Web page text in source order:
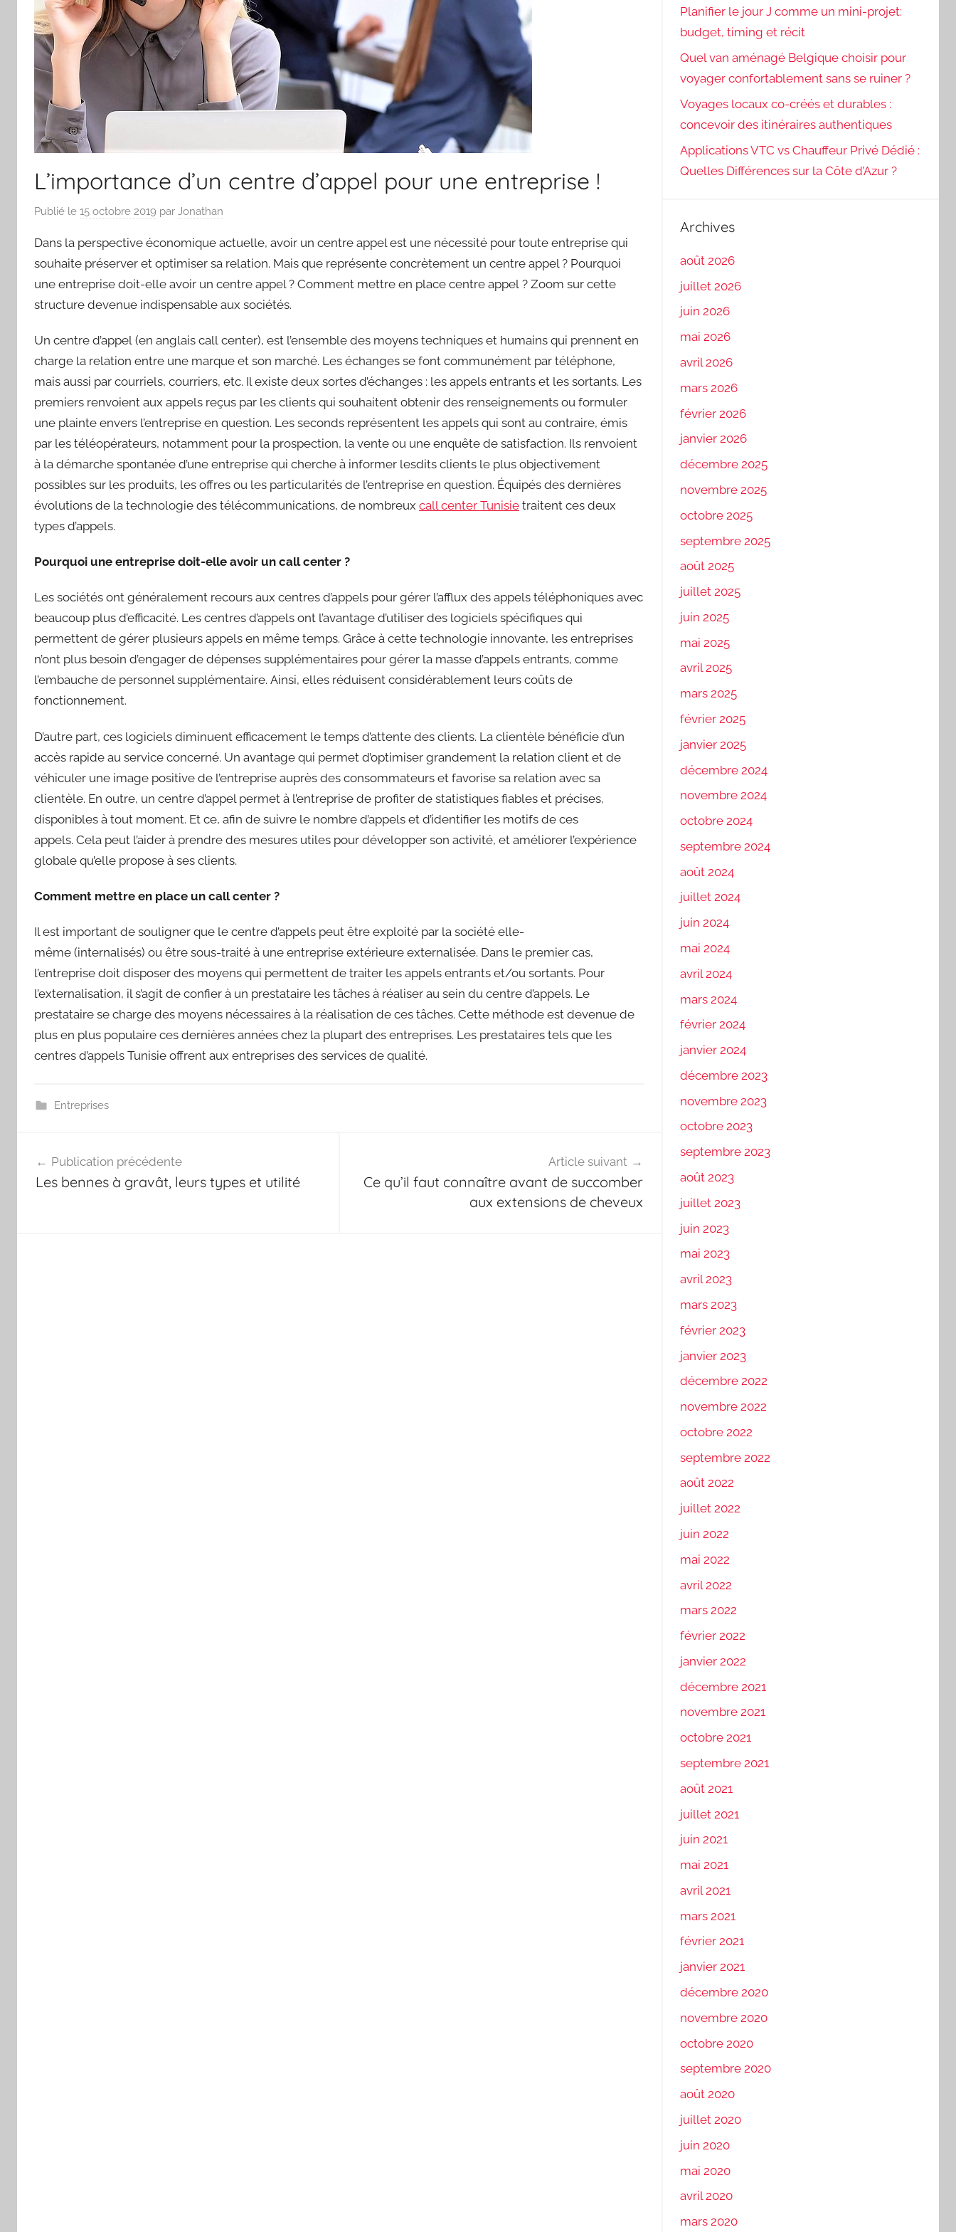
L’importance d’un centre d’appel pour une entreprise !
Publié le 15 octobre 2019 par Jonathan
Dans la perspective économique actuelle, avoir un centre appel est une nécessité pour toute entreprise qui
souhaite préserver et optimiser sa relation. Mais que représente concrètement un centre appel ? Pourquoi
une entreprise doit-elle avoir un centre appel ? Comment mettre en place centre appel ? Zoom sur cette
structure devenue indispensable aux sociétés.
Un centre d’appel (en anglais call center), est l’ensemble des moyens techniques et humains qui prennent en
charge la relation entre une marque et son marché. Les échanges se font communément par téléphone,
mais aussi par courriels, courriers, etc. Il existe deux sortes d’échanges : les appels entrants et les sortants. Les
premiers renvoient aux appels reçus par les clients qui souhaitent obtenir des renseignements ou formuler
une plainte envers l’entreprise en question. Les seconds représentent les appels qui sont au contraire, émis
par les téléopérateurs, notamment pour la prospection, la vente ou une enquête de satisfaction. Ils renvoient
à la démarche spontanée d’une entreprise qui cherche à informer lesdits clients le plus objectivement
possibles sur les produits, les offres ou les particularités de l’entreprise en question. Équipés des dernières
évolutions de la technologie des télécommunications, de nombreux call center Tunisie traitent ces deux
types d’appels.
Pourquoi une entreprise doit-elle avoir un call center ?
Les sociétés ont généralement recours aux centres d’appels pour gérer l’afflux des appels téléphoniques avec
beaucoup plus d’efficacité. Les centres d’appels ont l’avantage d’utiliser des logiciels spécifiques qui
permettent de gérer plusieurs appels en même temps. Grâce à cette technologie innovante, les entreprises
n’ont plus besoin d’engager de dépenses supplémentaires pour gérer la masse d’appels entrants, comme
l’embauche de personnel supplémentaire. Ainsi, elles réduisent considérablement leurs coûts de
fonctionnement.
D’autre part, ces logiciels diminuent efficacement le temps d’attente des clients. La clientèle bénéficie d’un
accès rapide au service concerné. Un avantage qui permet d’optimiser grandement la relation client et de
véhiculer une image positive de l’entreprise auprès des consommateurs et favorise sa relation avec sa
clientèle. En outre, un centre d’appel permet à l’entreprise de profiter de statistiques fiables et précises,
disponibles à tout moment. Et ce, afin de suivre le nombre d’appels et d’identifier les motifs de ces
appels. Cela peut l’aider à prendre des mesures utiles pour développer son activité, et améliorer l’expérience
globale qu’elle propose à ses clients.
Comment mettre en place un call center ?
Il est important de souligner que le centre d’appels peut être exploité par la société elle-
même (internalisés) ou être sous-traité à une entreprise extérieure externalisée. Dans le premier cas,
l’entreprise doit disposer des moyens qui permettent de traiter les appels entrants et/ou sortants. Pour
l’externalisation, il s’agit de confier à un prestataire les tâches à réaliser au sein du centre d’appels. Le
prestataire se charge des moyens nécessaires à la réalisation de ces tâches. Cette méthode est devenue de
plus en plus populaire ces dernières années chez la plupart des entreprises. Les prestataires tels que les
centres d’appels Tunisie offrent aux entreprises des services de qualité.
Entreprises
de
Publication précédente
Les bennes à gravât, leurs types et utilité
Article suivant
Ce qu’il faut connaître avant de succomber
aux extensions de cheveux
Planifier le jour J comme un mini-projet:
budget, timing et récit
Quel van aménagé Belgique choisir pour
voyager confortablement sans se ruiner ?
Voyages locaux co-créés et durables :
concevoir des itinéraires authentiques
Applications VTC vs Chauffeur Privé Dédié :
Quelles Différences sur la Côte d’Azur ?
Archives
août 2026
juillet 2026
juin 2026
mai 2026
avril 2026
mars 2026
février 2026
janvier 2026
décembre 2025
novembre 2025
octobre 2025
septembre 2025
août 2025
juillet 2025
juin 2025
mai 2025
avril 2025
mars 2025
février 2025
janvier 2025
décembre 2024
novembre 2024
octobre 2024
septembre 2024
août 2024
juillet 2024
juin 2024
mai 2024
avril 2024
mars 2024
février 2024
janvier 2024
décembre 2023
novembre 2023
octobre 2023
septembre 2023
août 2023
juillet 2023
juin 2023
mai 2023
avril 2023
mars 2023
février 2023
janvier 2023
décembre 2022
novembre 2022
octobre 2022
septembre 2022
août 2022
juillet 2022
juin 2022
mai 2022
avril 2022
mars 2022
février 2022
janvier 2022
décembre 2021
novembre 2021
octobre 2021
septembre 2021
août 2021
juillet 2021
juin 2021
mai 2021
avril 2021
mars 2021
février 2021
janvier 2021
décembre 2020
novembre 2020
octobre 2020
septembre 2020
août 2020
juillet 2020
juin 2020
mai 2020
avril 2020
mars 2020